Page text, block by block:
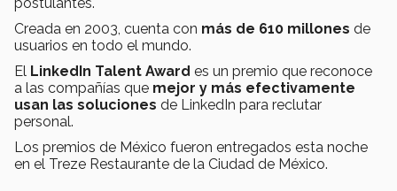
Creada en 2003, cuenta con más de 610 millones de
usuarios en todo el mundo.
El LinkedIn Talent Award es un premio que reconoce
a las compañías que mejor y más efectivamente
usan las soluciones de LinkedIn para reclutar
personal.
Los premios de México fueron entregados esta noche
en el Treze Restaurante de la Ciudad de México.